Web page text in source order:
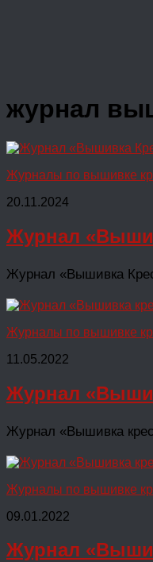
журнал
Журналы по вышивке
20.11.2024
Журнал
Журнал «Вышивка
Журналы по вышивке
11.05.2022
Журнал
Журнал «Вышивка
Журналы по вышивке
09.01.2022
Журнал